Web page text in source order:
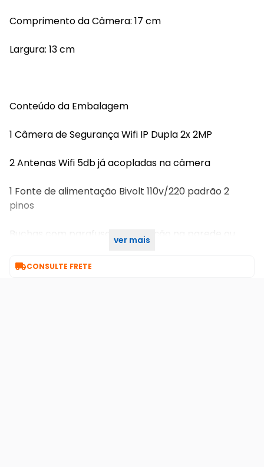
Comprimento da Câmera: 17 cm
Largura: 13 cm
Conteúdo da Embalagem
1 Câmera de Segurança Wifi IP Dupla 2x 2MP
2 Antenas Wifi 5db já acopladas na câmera
1 Fonte de alimentação Bivolt 110v/220 padrão 2
pinos
Buchas com parafuso para fixação na parede ou
ver mais
CONSULTE FRETE